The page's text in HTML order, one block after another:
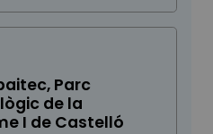
Parc
de la
I de Castelló